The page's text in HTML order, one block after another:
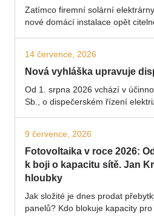
Zatímco firemní solární
nové domácí instalace opět
14 července, 2026
Nová vyhláška upravuje
Od 1. srpna 2026 vchází v
Sb., o dispečerském řízení
9 července, 2026
Fotovoltaika v roce 2026:
k boji o kapacitu sítě. Jan
hloubky
Jak složité je dnes prodat
panelů? Kdo blokuje kapacity pro